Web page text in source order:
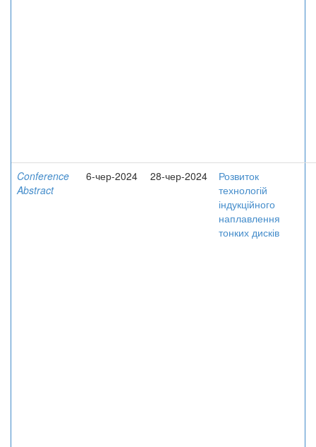
Conference
Abstract
6-чер-2024 28-чер-2024
Розвиток
технологій
індукційного
наплавлення
тонких дисків